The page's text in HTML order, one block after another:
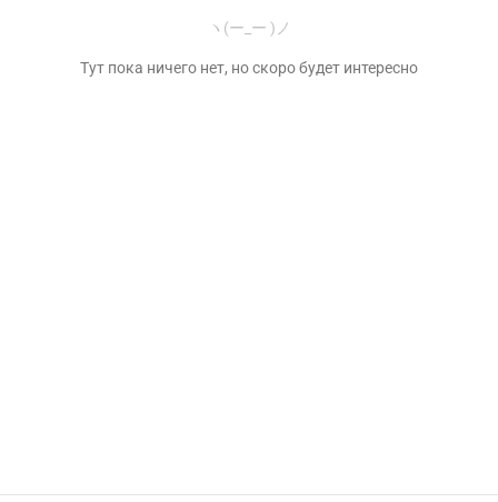
ヽ(ー_ー )ノ
Тут пока ничего нет, но скоро будет интересно